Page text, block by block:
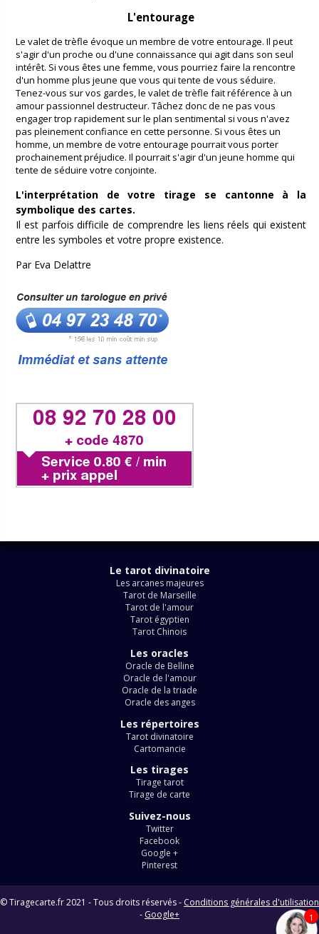
L'entourage
Le valet de trèfle évoque un membre de votre entourage. Il peut
s'agir d'un proche ou d'une connaissance qui agit dans son seul
intérêt. Si vous êtes une femme, vous pourriez faire la rencontre
d'un homme plus jeune que vous qui tente de vous séduire.
Tenez-vous sur vos gardes, le valet de trèfle fait référence à un
amour passionnel destructeur. Tâchez donc de ne pas vous
engager trop rapidement sur le plan sentimental si vous n'avez
pas pleinement confiance en cette personne. Si vous êtes un
homme, un membre de votre entourage pourrait vous porter
prochainement préjudice. Il pourrait s'agir d'un jeune homme qui
tente de séduire votre conjointe.
L'interprétation de votre tirage se cantonne à la
symbolique des cartes.
Il est parfois difficile de comprendre les liens réels qui existent
entre les symboles et votre propre existence.
Par Eva Delattre
Le tarot divinatoire
Les arcanes majeures
Tarot de Marseille
Tarot de l'amour
Tarot égyptien
Tarot Chinois
Les oracles
Oracle de Belline
Oracle de l'amour
Oracle de la triade
Oracle des anges
Les répertoires
Tarot divinatoire
Cartomancie
Les tirages
Tirage tarot
Tirage de carte
Suivez-nous
Twitter
Facebook
Google +
Pinterest
© Tiragecarte.fr 2021 - Tous droits réservés - Conditions générales d'utilisation
- Google+ 1